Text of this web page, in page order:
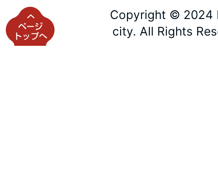
Copyright © 2024
city. All Rights